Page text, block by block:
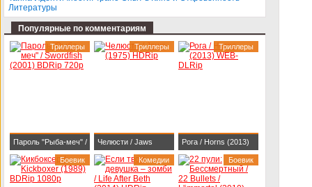
Литературы
Популярные по комментариям
Пароль "Рыба-меч" /
Swordfish (2001)
BDRip 720p
Триллеры
Челюсти / Jaws
(1975) HDRip
Триллеры
Рога / Horns (2013)
WEB-DLRip
Триллеры
Боевик Комедии Боевик